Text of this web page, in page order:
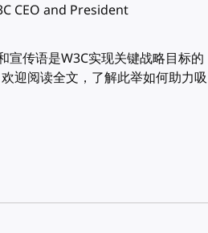
CEO and President
传语是W3C实现关键战略目标的
迎阅读全文，了解此举如何助力吸